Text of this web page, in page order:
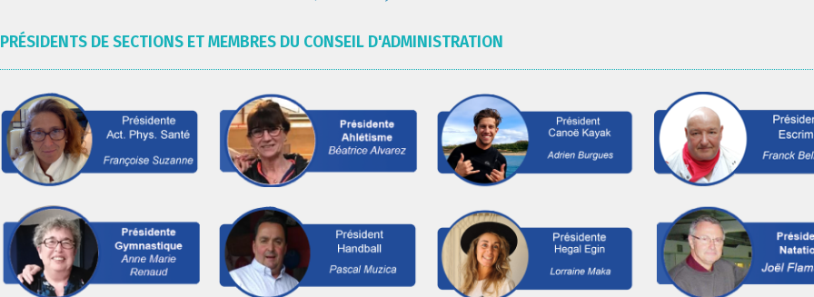
PRÉSIDENTS DE SECTIONS ET MEMBRES DU CONSEIL D'ADMINISTRATION